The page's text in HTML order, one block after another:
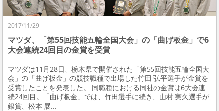
2017/11/29
マツダ、「第55回技能五輪全国大会」の「曲げ板金」で6
大会連続24回目の金賞を受賞
マツダは11月28日、栃木県で開催された「第55回技能五輪全国大
会」の「曲げ板金」の競技職種で出場した竹田 弘平選手が金賞を
受賞したことを発表した。 同職種における同社の金賞は6大会連
続24回目。「曲げ板金」では、竹田選手に続き、山村 実久選手が
銀賞、松本 展...